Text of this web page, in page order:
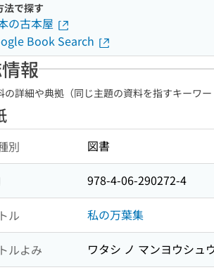
法で探す
の古本屋
Book Search
報
の詳細や典拠（同じ主題の資料を指すキーワ
別 図書
978-4-06-290272-4
ル 私の万葉集
ルよみ ワタシ ノ マンヨウシュ